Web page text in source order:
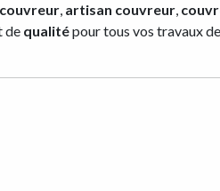
, artisan couvreur,
de qualitépour tous vos travaux de